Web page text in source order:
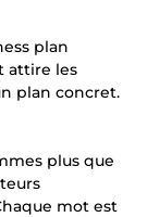
plan
attire les
plan concret.
plus que
mot est